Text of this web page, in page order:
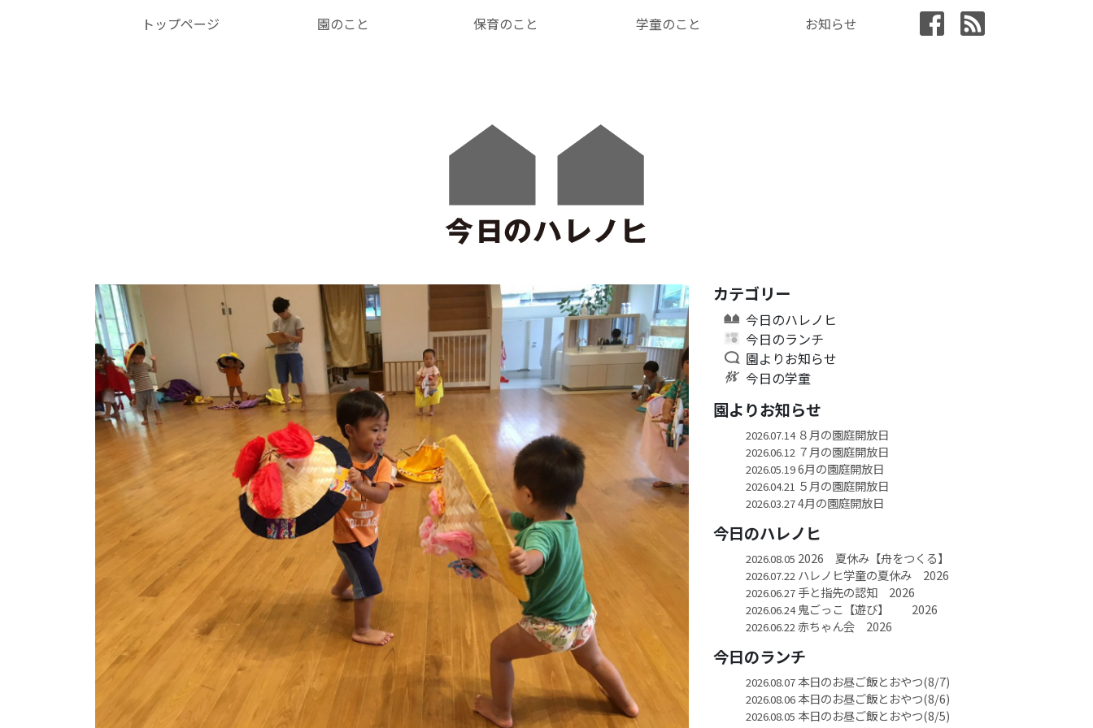
トップページ 園のこと 保育のこと 学童のこと お知らせ
カテゴリー
今日のハレノヒ
今日のランチ
園よりお知らせ
今日の学童
園よりお知らせ
2026.07.14８月の園庭開放日
2026.06.12 ７月の園庭開放日
2026.05.196月の園庭開放日
2026.04.21 ５月の園庭開放日
2026.03.274月の園庭開放日
今日のハレノヒ
2026.08.05 2026 夏休み【舟をつくる】
2026.07.22 ハレノヒ学童の夏休み 2026
2026.06.27手と指先の認知 2026
2026.06.24鬼ごっこ【遊び】 2026
2026.06.22 赤ちゃん会 2026
今日のランチ
2026.08.07本日のお昼ご飯とおやつ(8/7)
2026.08.06本日のお昼ご飯とおやつ(8/6)
2026.08.05 本日のお昼ご飯とおやつ(8/5)